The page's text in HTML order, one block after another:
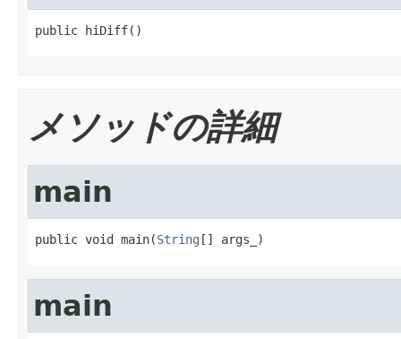
public hiDiff()
メソッドの詳細
main
public void main(String [] args_)
main